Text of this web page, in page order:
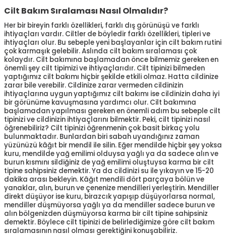
Cilt Bakım Sıralaması Nasıl Olmalıdır?
Her bir bireyin farklı özellikleri, farklı dış görünüşü ve farklı
ihtiyaçları vardır. Ciltler de böyledir farklı özellikleri, tipleri ve
ihtiyaçları olur. Bu sebeple yeni başlayanlar için cilt bakım rutini
çok karmaşık gelebilir. Aslında cilt bakım sıralaması çok
kolaydır. Cilt bakımına başlamadan önce bilmemiz gereken en
önemli şey cilt tipimizi ve ihtiyaçlarıdır. Cilt tipinizi bilmeden
yaptığımız cilt bakımı hiçbir şekilde etkili olmaz. Hatta cildinize
zarar bile verebilir. Cildinize zarar vermeden cildinizin
ihtiyaçlarına uygun yaptığımız cilt bakımı ise cildinizin daha iyi
bir görünüme kavuşmasına yardımcı olur. Cilt bakımına
başlamadan yapılması gereken en önemli adım bu sebeple cilt
tipinizi ve cildinizin ihtiyaçlarını bilmektir. Peki, cilt tipinizi nasıl
öğrenebiliriz? Cilt tipinizi öğrenmenin çok basit birkaç yolu
bulunmaktadır. Bunlardan biri sabah uyandığınız zaman
yüzünüzü kâğıt bir mendil ile silin. Eğer mendilde hiçbir şey yoksa
kuru, mendilde yağ emilimi olduysa yağlı ya da sadece alın ve
burun kısmını sildiğiniz de yağ emilimi oluştuysa karma bir cilt
tipine sahipsiniz demektir. Ya da cildinizi su ile yıkayın ve 15-20
dakika arası bekleyin. Kâğıt mendili dört parçaya bölün ve
yanaklar, alın, burun ve çenenize mendilleri yerleştirin. Mendiller
direkt düşüyor ise kuru, birazcık yapışıp düşüyorlarsa normal,
mendiller düşmüyorsa yağlı ya da mendiller sadece burun ve
alın bölgenizden düşmüyorsa karma bir cilt tipine sahipsiniz
demektir. Böylece cilt tipinizi de belirlediğimize göre cilt bakım
sıralamasının nasıl olması gerektiğini konuşabiliriz.